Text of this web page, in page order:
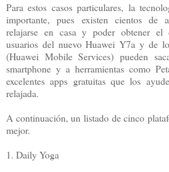
Para estos casos particulares, la
importante, pues existen cientos de
relajarse en casa y poder obtener el
usuarios del nuevo Huawei Y7a y de
(Huawei Mobile Services) pueden
smartphone y a herramientas como
excelentes apps gratuitas que los
relajada.
A continuación, un listado de cinco
mejor.
1. Daily Yoga